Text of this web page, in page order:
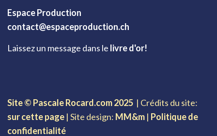
Espace Production
contact@espaceproduction.ch
Laissez un message dans le livre d'or!
Site © Pascale Rocard.com 2025 | Crédits du site:
sur cette page | Site design: MM&m | Politique de
confidentialité